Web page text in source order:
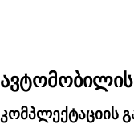
კომპლექტაციის